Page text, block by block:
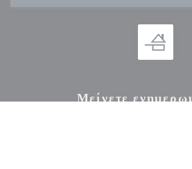
Μείνετε